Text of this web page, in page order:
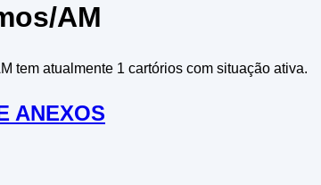
AM
tem atualmente 1 cartórios com situação ativa.
ANEXOS